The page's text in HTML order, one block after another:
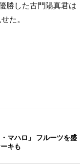
勝した古門陽真君は
た。
マハロ」 フルーツを盛
キも